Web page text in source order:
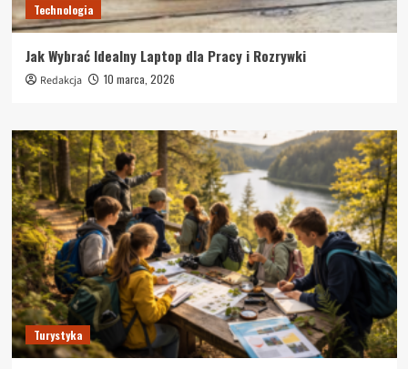
Technologia
Jak Wybrać Idealny Laptop dla Pracy i Rozrywki
Redakcja 10 marca, 2026
Turystyka